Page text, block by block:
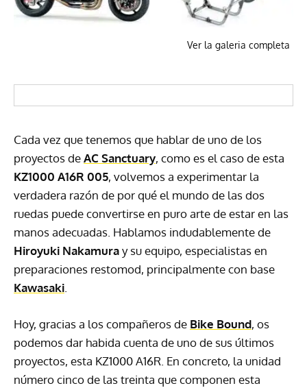
Ver la galeria completa
Cada vez que tenemos que hablar de uno de los
proyectos deAC Sanctuary, como es el caso de esta
KZ1000 A16R 005, volvemos a experimentar la
verdadera razón de por qué el mundo de las dos
ruedas puede convertirse en puro arte de estar en las
manos adecuadas. Hablamos indudablemente de
Hiroyuki Nakamuray su equipo, especialistas en
preparaciones restomod, principalmente con base
Kawasaki
Hoy, gracias a los compañeros de Bike Bound, os
podemos dar habida cuenta de uno de sus últimos
proyectos, esta KZ1000 A16R. En concreto, la unidad
número cinco de las treinta que componen esta